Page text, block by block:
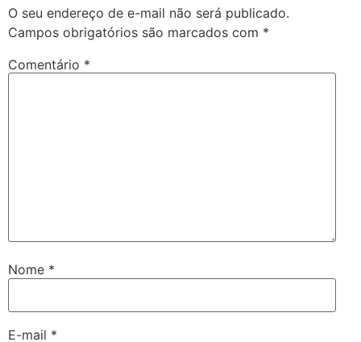
O seu endereço de e-mail não será publicado.
Campos obrigatórios são marcados com *
Comentário *
Nome *
E-mail *